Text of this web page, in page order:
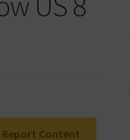
Report Content